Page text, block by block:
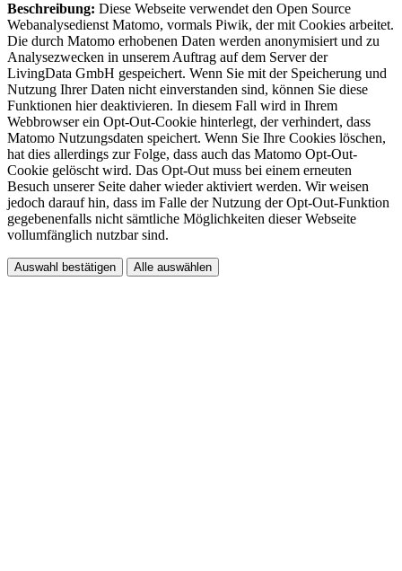
Beschreibung: Diese Webseite verwendet den Open Source
Webanalysedienst Matomo, vormals Piwik, der mit Cookies arbeitet.
Die durch Matomo erhobenen Daten werden anonymisiert und zu
Analysezwecken in unserem Auftrag auf dem Server der
LivingData GmbH gespeichert. Wenn Sie mit der Speicherung und
Nutzung Ihrer Daten nicht einverstanden sind, können Sie diese
Funktionen hier deaktivieren. In diesem Fall wird in Ihrem
Webbrowser ein Opt-Out-Cookie hinterlegt, der verhindert, dass
Matomo Nutzungsdaten speichert. Wenn Sie Ihre Cookies löschen,
hat dies allerdings zur Folge, dass auch das Matomo Opt-Out-
Cookie gelöscht wird. Das Opt-Out muss bei einem erneuten
Besuch unserer Seite daher wieder aktiviert werden. Wir weisen
jedoch darauf hin, dass im Falle der Nutzung der Opt-Out-Funktion
gegebenenfalls nicht sämtliche Möglichkeiten dieser Webseite
vollumfänglich nutzbar sind.
Auswahl bestätigen Alle auswählen